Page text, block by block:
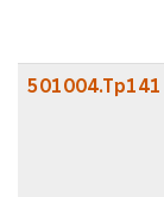
501004.Tp141